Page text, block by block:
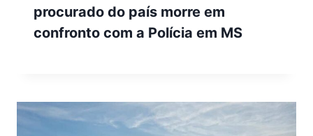
procurado do país morre em
confronto com a Polícia em MS